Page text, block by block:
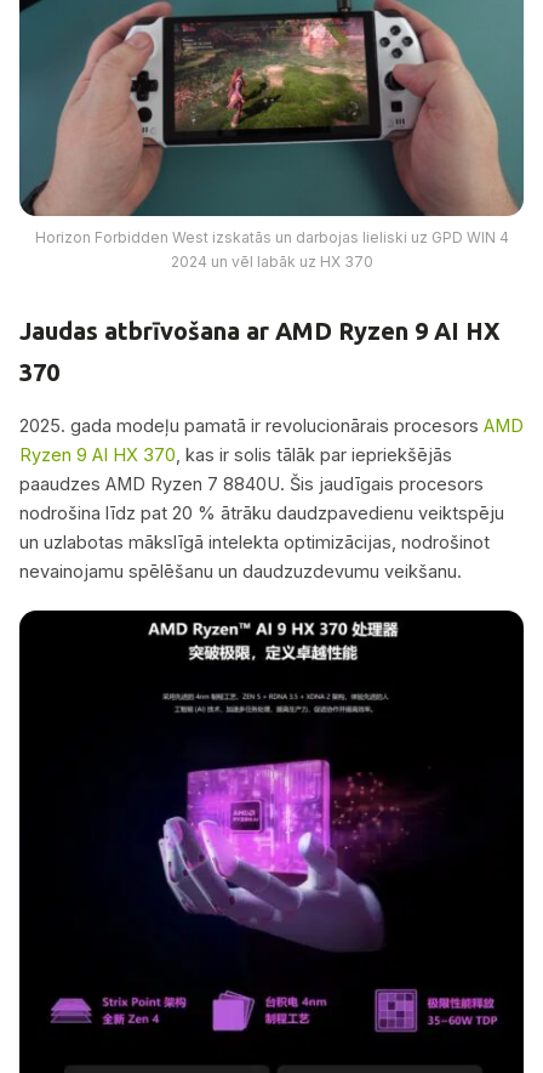
Horizon Forbidden West izskatās un darbojas lieliski uz GPD WIN 4
2024 un vēl labāk uz HX 370
Jaudas atbrīvošana ar AMD Ryzen 9 AI HX
370
2025. gada modeļu pamatā ir revolucionārais procesors AMD
Ryzen 9 AI HX 370 , kas ir solis tālāk par iepriekšējās
paaudzes AMD Ryzen 7 8840U. Šis jaudīgais procesors
nodrošina līdz pat 20 % ātrāku daudzpavedienu veiktspēju
un uzlabotas mākslīgā intelekta optimizācijas, nodrošinot
nevainojamu spēlēšanu un daudzuzdevumu veikšanu.